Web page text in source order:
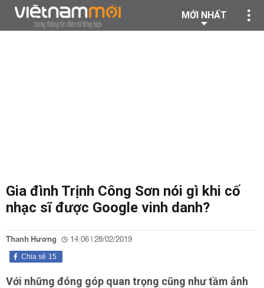
MỚI NHẤT
Gia đình Trịnh Công Sơn nói gì khi cố
nhạc sĩ được Google vinh danh?
Thanh Hương 14:06 | 28/02/2019
15
Chia sẻ
Với những đóng góp quan trọng cũng như tầm ảnh